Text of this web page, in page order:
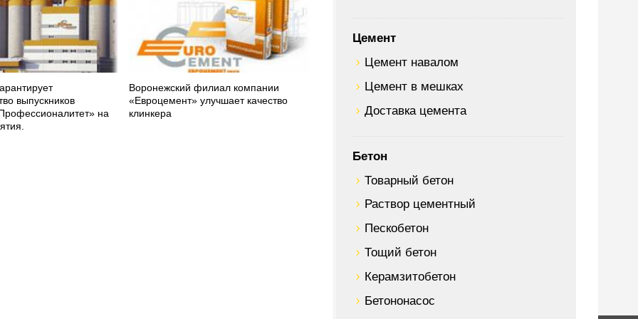
выпускников
на
Воронежский филиал компании
«Евроцемент» улучшает качество
клинкера
Цемент
Цемент навалом
Цемент в мешках
Доставка цемента
Бетон
Товарный бетон
Раствор цементный
Пескобетон
Тощий бетон
Керамзитобетон
Бетононасос